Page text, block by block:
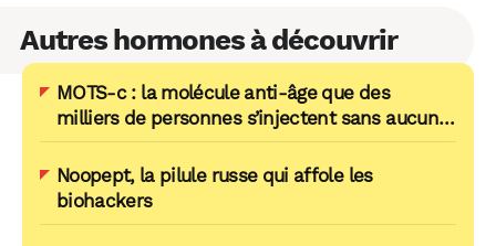
Autres hormones à découvrir
MOTS-c : la molécule anti-âge que des
milliers de personnes s’injectent sans aucune
preuve chez l’humain
Noopept, la pilule russe qui affole les
biohackers